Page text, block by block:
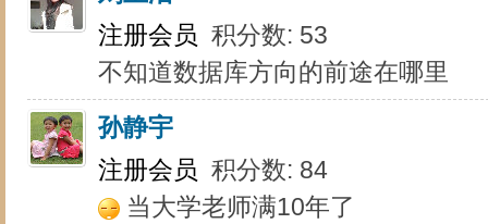
注册会员 积分数: 53
不知道数据库方向的前途在哪里
孙静宇
注册会员 积分数: 84
当大学老师满10年了